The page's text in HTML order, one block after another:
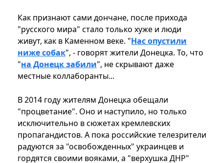
Как признают сами дончане, после прихода
"русского мира" стало только хуже и люди
живут, как в Каменном веке. "Нас опустили
ниже собак", - говорят жители Донецка. То, что
"на Донецк забили", не скрывают даже
местные коллаборанты...
В 2014 году жителям Донецка обещали
"процветание". Оно и наступило, но только
исключительно в сюжетах кремлевских
пропагандистов. А пока российские телезрители
радуются за "освобожденных" украинцев и
гордятся своими вояками, а "верхушка ДНР"